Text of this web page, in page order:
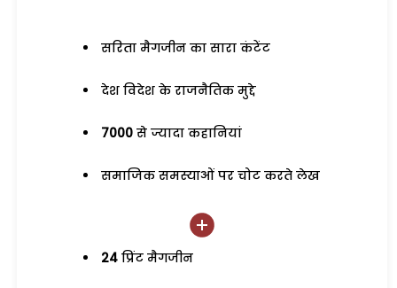
सरिता मैगजीन का सारा कंटेंट
देश विदेश के राजनैतिक मुद्दे
7000 से ज्यादा कहानियां
समाजिक समस्याओं पर चोट करते लेख
24 प्रिंट मैगजीन